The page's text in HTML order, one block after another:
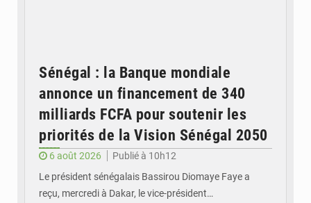
Sénégal : la Banque mondiale
annonce un financement de 340
milliards FCFA pour soutenir les
priorités de la Vision Sénégal 2050
6 août 2026
Publié à 10h12
Le président sénégalais Bassirou Diomaye Faye a
reçu, mercredi à Dakar, le vice-président…